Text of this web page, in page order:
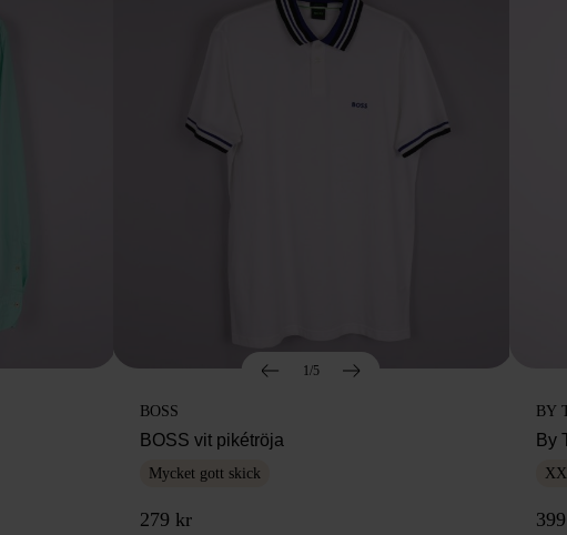
1/5
BOSS
BOSS vit pikétröja
Mycket gott skick
279 kr
BY
By